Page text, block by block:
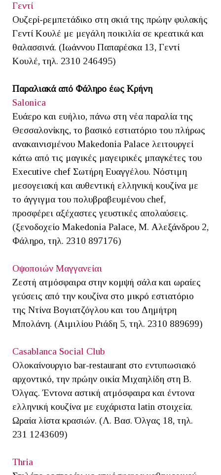
Γεντί
Ουζερί-ρεμπετάδικο στη σκιά της πρώην φυλακής
Γεντί Κουλέ με μεγάλη ποικιλία σε κρεατικά και
θαλασσινά. (Ιωάννου Παπαρέσκα 13, Γεντί
Κουλέ, τηλ. 2310 246495)
Παραλιακά από Φάληρο έως Κρήνη
Salonica
Ευάερο και ευήλιο, πάνω στη νέα παραλία της
Θεσσαλονίκης, το βασικό εστιατόριο του πλήρως
ανακαινισμένου Makedonia Palace λειτουργεί
κάτω από τις μαγικές μαγειρικές μπαγκέτες του
Executive chef Σωτήρη Ευαγγέλου. Νόστιμη
μεσογειακή και αυθεντική ελληνική κουζίνα με
το άγγιγμα του πολυβραβευμένου chef,
προσφέρει αξέχαστες γευστικές απολαύσεις.
(ξενοδοχείο Makedonia Palace, Μ. Αλεξάνδρου 2,
Φάληρο, τηλ. 2310 897176)
Οψοποιών Μαγγανείαι
Ζεστή ατμόσφαιρα στην κομψή σάλα και ωραίες
γεύσεις από την κουζίνα στο μικρό εστιατόριο
της Ντίνα Βογιατζόγλου και του Δημήτρη
Μπολάνη. (Αιμιλίου Ριάδη 5, τηλ. 2310 889699)
Casablanca Social Club
Ολοκαίνουργιο bar-restaurant στο εντυπωσιακό
αρχοντικό, την πρώην οικία Μιχαηλίδη στη Β.
Όλγας. Έντονα αστική ατμόσφαιρα και έντονα
ελληνική κουζίνα με ευχάριστα latin στοιχεία.
Ωραία λίστα κρασιών. (Λ. Βασ. Όλγας 18, τηλ.
231 1243609)
Thria